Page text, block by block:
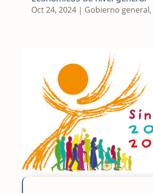
Oct 24, 2024| Gobierno general,